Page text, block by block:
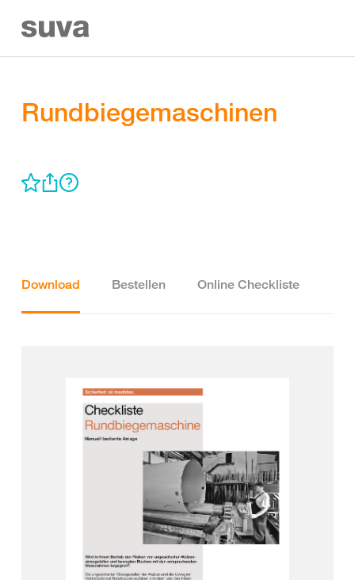
Rundbiegemaschinen
Download Bestellen Online Checkliste